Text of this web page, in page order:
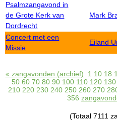
Psalmzangavond in
de Grote Kerk van
Dordrecht
Mark
Concert met een
Missie
Eiland
« zangavonden (archief) 1 10 18
50 60 70 80 90 100 110 120 130
210 220 230 240 250 260 270
356
(Totaal 7111